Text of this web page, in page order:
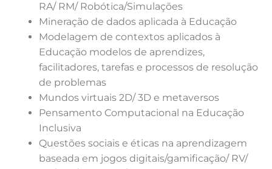
RA/ RM/ Robótica/Simulações
Mineração de dados aplicada à Educação
Modelagem de contextos aplicados à
Educação modelos de aprendizes,
facilitadores, tarefas e processos de resolução
de problemas
Mundos virtuais 2D/ 3D e metaversos
Pensamento Computacional na Educação
Inclusiva
Questões sociais e éticas na aprendizagem
baseada em jogos digitais/gamificação/ RV/